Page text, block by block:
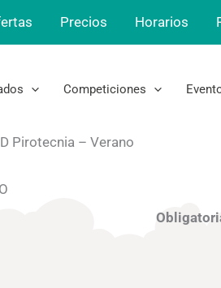
Precios Horarios
Competiciones
Pirotecnia – Verano